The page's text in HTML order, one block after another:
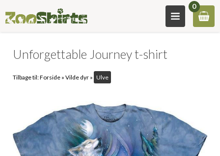
0
Unforgettable Journey t-shirt
Tilbage til:Forside »Vilde dyr » Ulve